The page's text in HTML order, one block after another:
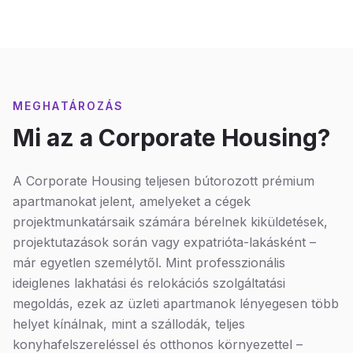
MEGHATÁROZÁS
Mi az a Corporate Housing?
A Corporate Housing teljesen bútorozott prémium
apartmanokat jelent, amelyeket a cégek
projektmunkatársaik számára bérelnek kiküldetések,
projektutazások során vagy expatrióta-lakásként –
már egyetlen személytől. Mint professzionális
ideiglenes lakhatási és relokációs szolgáltatási
megoldás, ezek az üzleti apartmanok lényegesen több
helyet kínálnak, mint a szállodák, teljes
konyhafelszereléssel és otthonos környezettel –